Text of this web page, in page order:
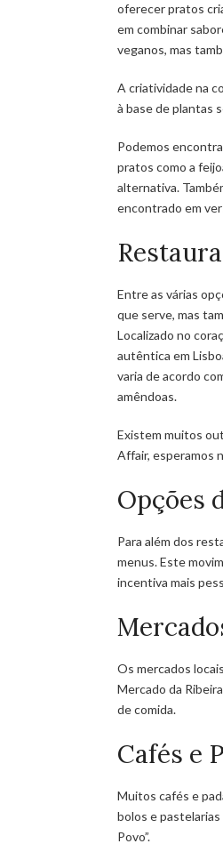
oferecer pratos
em combinar
veganos, mas
A criatividade na
à base de plantas
Podemos
pratos como a
alternativa.
encontrado em
Entre as várias
que serve, mas
Localizado no
autêntica em
varia de acordo
amêndoas.
Existem muitos
Affair, esperamos
Opções
Para além dos
menus. Este
incentiva mais
Os mercados
Mercado da
de comida.
Cafés e
Muitos cafés e
bolos e pastelarias
Povo”.